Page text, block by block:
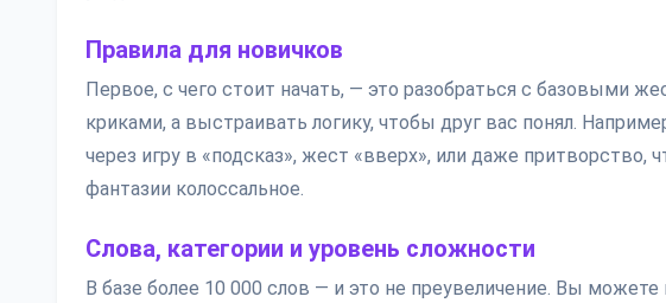
Правила для новичков
Первое, с чего стоит начать, — это разобраться с базовыми
криками, а выстраивать логику, чтобы друг вас понял.
через игру в «подсказ», жест «вверх», или даже
фантазии колоссальное.
Слова, категории и уровень сложности
В базе более 10 000 слов — и это не преувеличение. Вы